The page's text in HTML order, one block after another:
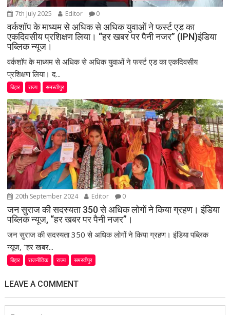
7th July 2025 Editor 0
वर्कशॉप के माध्यम से अधिक से अधिक युवाओं ने फर्स्ट एड का
एकदिवसीय प्रशिक्षण लिया। “हर खबर पर पैनी नजर” (IPN)इंडिया
पब्लिक न्यूज।
वर्कशॉप के माध्यम से अधिक से अधिक युवाओं ने फर्स्ट एड का एकदिवसीय
प्रशिक्षण लिया। द...
बिहार राज्य समस्तीपुर
20th September 2024 Editor 0
जन सुराज की सदस्यता 350 से अधिक लोगों ने किया ग्रहण। इंडिया
पब्लिक न्यूज, “हर खबर पर पैनी नजर”।
जन सुराज की सदस्यता 350 से अधिक लोगों ने किया ग्रहण। इंडिया पब्लिक
न्यूज, “हर खबर...
बिहार राजनीतिक राज्य समस्तीपुर
LEAVE A COMMENT